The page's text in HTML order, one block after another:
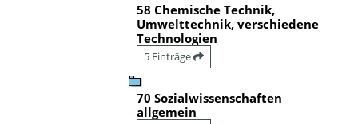
58 Chemische Technik,
Umwelttechnik, verschiedene
Technologien
5 Einträge
70 Sozialwissenschaften
allgemein